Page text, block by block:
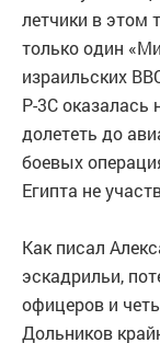
летчики в этом
только один
израильских
Р-3С оказалась
долететь до
боевых
Египта не
Как писал
эскадрильи,
офицеров и
Дольников